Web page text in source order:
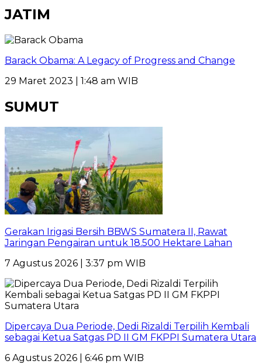
JATIM
Barack Obama: A Legacy of Progress and Change
29 Maret 2023 | 1:48 am WIB
SUMUT
Gerakan Irigasi Bersih BBWS Sumatera II, Rawat
Jaringan Pengairan untuk 18.500 Hektare Lahan
7 Agustus 2026 | 3:37 pm WIB
Dipercaya Dua Periode, Dedi Rizaldi Terpilih Kembali
sebagai Ketua Satgas PD II GM FKPPI Sumatera Utara
6 Agustus 2026 | 6:46 pm WIB